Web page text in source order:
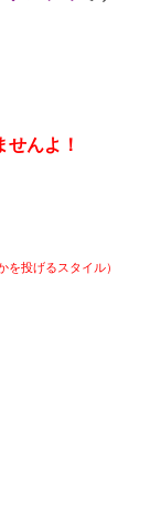
んよ！
を投げるスタイル）